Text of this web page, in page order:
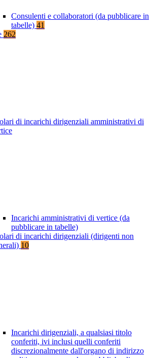
Consulenti e collaboratori (da pubblicare in
tabelle) 41
262
di incarichi dirigenziali amministrativi di
Incarichi amministrativi di vertice (da
pubblicare in tabelle)
di incarichi dirigenziali (dirigenti non
10
Incarichi dirigenziali, a qualsiasi titolo
conferiti, ivi inclusi quelli conferiti
discrezionalmente dall'organo di indirizzo